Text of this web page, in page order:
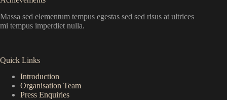
Massa sed elementum tempus egestas sed sed risus at ultrices
mi tempus imperdiet nulla.
Quick Links
Introduction
Organisation Team
Press Enquiries